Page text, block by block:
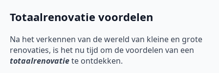
Totaalrenovatie voordelen
Na het verkennen van de wereld van kleine en grote
renovaties, is het nu tijd om de voordelen van een
totaalrenovatiete ontdekken.